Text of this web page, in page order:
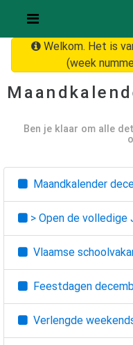
Welkom. Het is
(week
Ben je klaar om alle
Maandkalender
> Open de volledige
Vlaamse
Feestdagen
Verlengde